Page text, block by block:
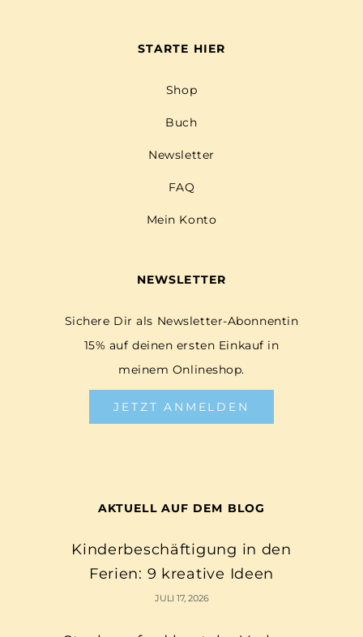
STARTE HIER
Shop
Buch
Newsletter
FAQ
Mein Konto
NEWSLETTER
Sichere Dir als Newsletter-Abonnentin
15% auf deinen ersten Einkauf in
meinem Onlineshop.
JETZT ANMELDEN
AKTUELL AUF DEM BLOG
Kinderbeschäftigung in den
Ferien: 9 kreative Ideen
JULI 17, 2026